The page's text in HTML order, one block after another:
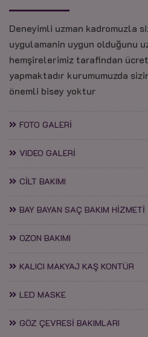
Deneyimli uzman kadromuzla
uygulamanin uygun olduğunu
hemşirelerimiz tarafindan
yapmaktadır kurumumuzda
önemli bisey yoktur
FOTO GALERİ
VIDEO GALERİ
CİLT BAKIMI
BAY BAYAN SAÇ BAKIM HİZMETİ
OZON BAKIMI
KALICI MAKYAJ KAŞ KONTÜR
LED MASKE
GÖZ ÇEVRESİ BAKIMLARI